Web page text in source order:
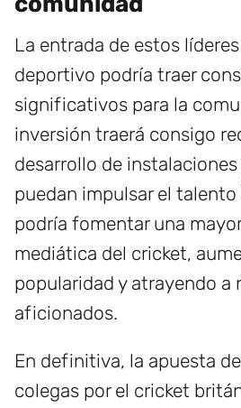
La entrada de estos
deportivo podría traer
significativos para la
inversión traerá consigo
desarrollo de
puedan impulsar el talento
podría fomentar una
mediática del cricket,
popularidad y atrayendo a
aficionados.
En definitiva, la apuesta
colegas por el cricket